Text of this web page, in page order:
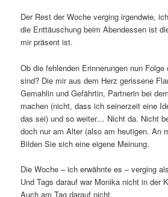
Der Rest der Woche verging irgendwie,
die Enttäuschung beim Abendessen ist
mir präsent ist.
Ob die fehlenden Erinnerungen nun Folge
sind? Die mir aus dem Herz gerissene
Gemahlin und Gefährtin, Partnerin bei
machen (nicht, dass ich seinerzeit eine
das sei) und so weiter… Nicht da. Nicht
doch nur am Alter (also am heutigen. An
Bilden Sie sich eine eigene Meinung.
Die Woche – ich erwähnte es – verging
Und Tags darauf war Monika nicht in der
Auch am Tag darauf nicht.